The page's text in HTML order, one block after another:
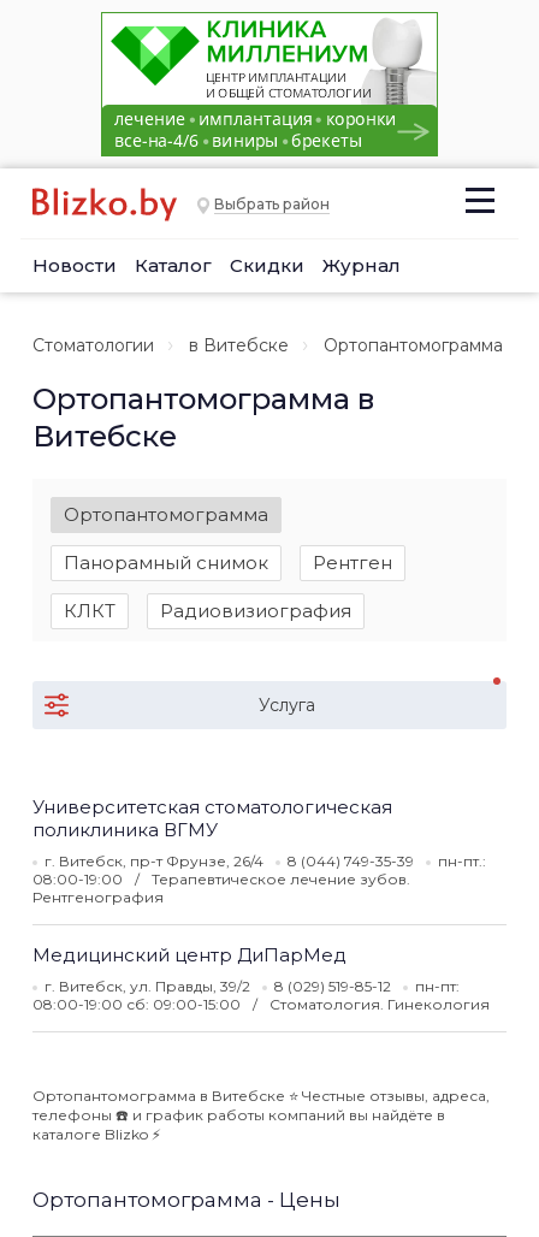
Выбрать район
Новости Каталог Скидки Журнал
Стоматологии в Витебске Ортопантомограмма
Ортопантомограмма в
Витебске
Ортопантомограмма
Панорамный снимок Рентген
КЛКТ Радиовизиография
Услуга
Университетская стоматологическая
поликлиника ВГМУ
г. Витебск, пр-т Фрунзе, 26/4 8 (044) 749-35-39
пн-пт.:
08:00-19:00
Терапевтическое лечение зубов.
Рентгенография
Медицинский центр ДиПарМед
г. Витебск, ул. Правды, 39/2 8 (029) 519-85-12
пн-пт:
08:00-19:00 сб: 09:00-15:00
Стоматология. Гинекология
Ортопантомограмма в Витебске ⭐️ Честные отзывы, адреса,
телефоны ☎️ и график работы компаний вы найдёте в
каталоге Blizko ⚡️
Ортопантомограмма - Цены